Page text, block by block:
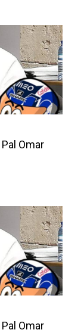
Omar
Omar